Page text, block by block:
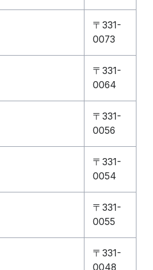
〒331-
0073
〒331-
0064
〒331-
0056
〒331-
0054
〒331-
0055
〒331-
0048